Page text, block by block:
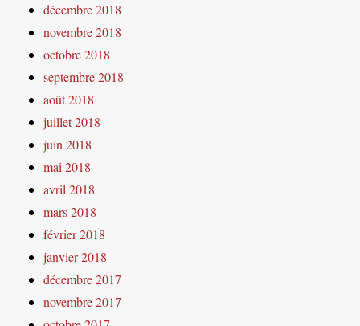
décembre 2018
novembre 2018
octobre 2018
septembre 2018
août 2018
juillet 2018
juin 2018
mai 2018
avril 2018
mars 2018
février 2018
janvier 2018
décembre 2017
novembre 2017